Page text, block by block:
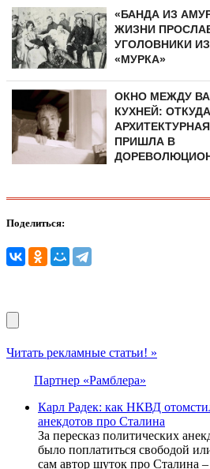
«БАНДА ИЗ
ЖИЗНИ
УГОЛОВНИКИ
«МУРКА»
ОКНО МЕЖДУ
КУХНЕЙ:
ПРИШЛА В
Поделиться:
Читать рекламные статьи! »
Партнер «Рамблера»
Карл Радек: как НКВД
анекдотов про Сталина
За пересказ политических
было поплатиться свободой
сам автор шуток про Сталина